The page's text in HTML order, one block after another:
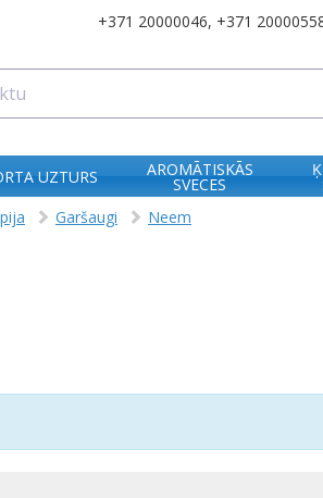
+371 20000046, +371
UZTURS AROMĀTISKĀS
SVECES
Garšaugi Neem